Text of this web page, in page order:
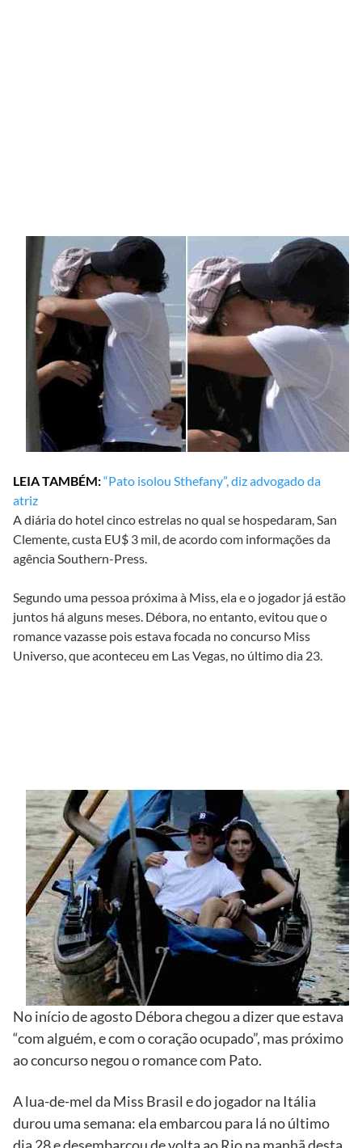
LEIA TAMBÉM:“Pato isolou Sthefany”, diz advogado da
atriz
A diária do hotel cinco estrelas no qual se hospedaram, San
Clemente, custa EU$ 3 mil, de acordo com informações da
agência Southern-Press.
Segundo uma pessoa próxima à Miss, ela e o jogador já estão
juntos há alguns meses. Débora, no entanto, evitou que o
romance vazasse pois estava focada no concurso Miss
Universo, que aconteceu em Las Vegas, no último dia 23.
No início de agosto Débora chegou a dizer que estava
“com alguém, e com o coração ocupado”, mas próximo
ao concurso negou o romance com Pato.
A lua-de-mel da Miss Brasil e do jogador na Itália
durou uma semana: ela embarcou para lá no último